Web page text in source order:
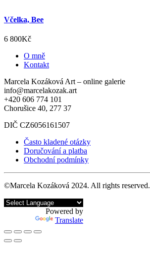
Včelka, Bee
6 800Kč
O mně
Kontakt
Marcela Kozáková Art – online galerie
info@marcelakozak.art
+420 606 774 101
Chorušice 40, 277 37
DIČ CZ6056161507
Často kladené otázky
Doručování a platba
Obchodní podmínky
©Marcela Kozáková 2024. All rights reserved.
Powered by
Translate